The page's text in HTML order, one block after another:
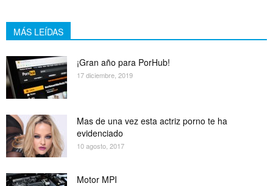
MÁS LEÍDAS
¡Gran año para PorHub!
17 diciembre, 2019
Mas de una vez esta actriz porno te ha
evidenciado
10 agosto, 2017
Motor MPI